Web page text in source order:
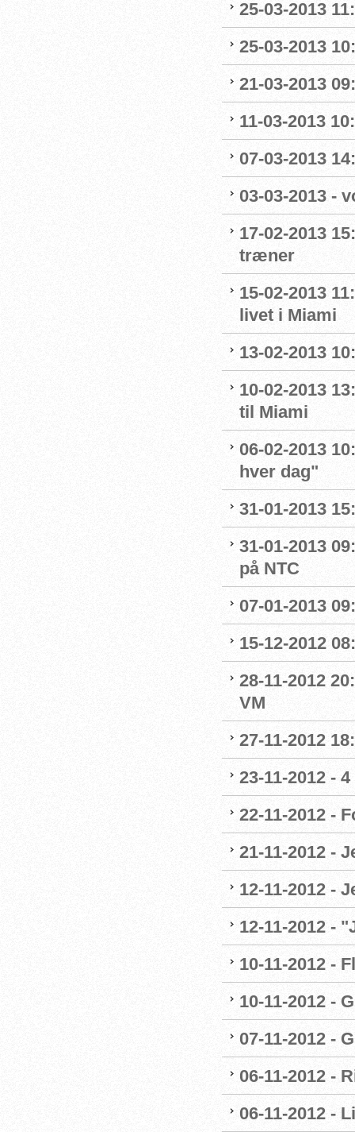
25-03-2013
25-03-2013
21-03-2013
11-03-2013
07-03-2013
03-03-2013 -
17-02-2013
træner
15-02-2013
livet i Miami
13-02-2013
10-02-2013
til Miami
06-02-2013
hver dag"
31-01-2013
31-01-2013
på NTC
07-01-2013
15-12-2012
28-11-2012
VM
27-11-2012
23-11-2012 -
22-11-2012 -
21-11-2012 -
12-11-2012 -
12-11-2012 -
10-11-2012 -
10-11-2012 -
07-11-2012 -
06-11-2012 -
06-11-2012 -